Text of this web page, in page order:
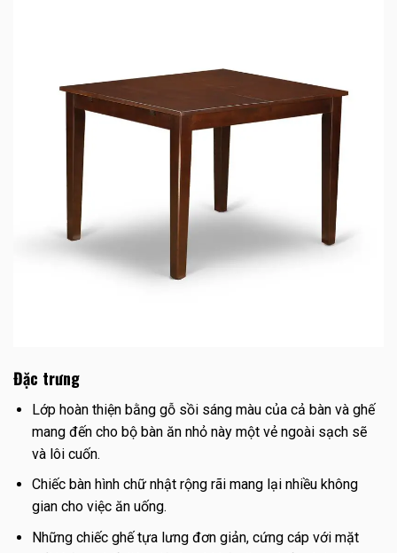
Đặc trưng
Lớp hoàn thiện bằng gỗ sồi sáng màu của cả bàn và ghế
mang đến cho bộ bàn ăn nhỏ này một vẻ ngoài sạch sẽ
và lôi cuốn.
Chiếc bàn hình chữ nhật rộng rãi mang lại nhiều không
gian cho việc ăn uống.
Những chiếc ghế tựa lưng đơn giản, cứng cáp với mặt